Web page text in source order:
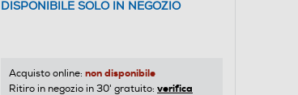
DISPONIBILE SOLO IN NEGOZIO
Acquisto online: non disponibile
Ritiro in negozio in 30' gratuito: verifica